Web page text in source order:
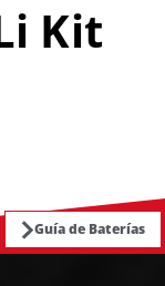
Kit
Guía de Baterías